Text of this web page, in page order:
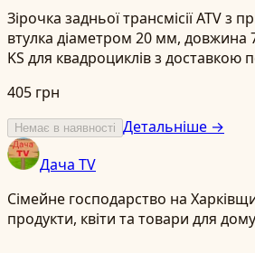
Зірочка задньої трансмісії ATV з
втулка діаметром 20 мм, довжина
KS для квадроциклів з доставкою
405 грн
Немає в наявності Детальніше →
Дача TV
Сімейне господарство на
продукти, квіти та товари для